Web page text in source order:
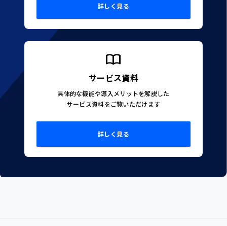
詳しく見る
サービス資料
具体的な機能や導入メリットを解説した
サービス資料をご覧いただけます
詳しく見る